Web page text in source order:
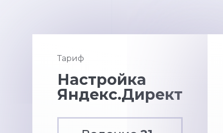
Тариф
Настройка
Яндекс.Директ